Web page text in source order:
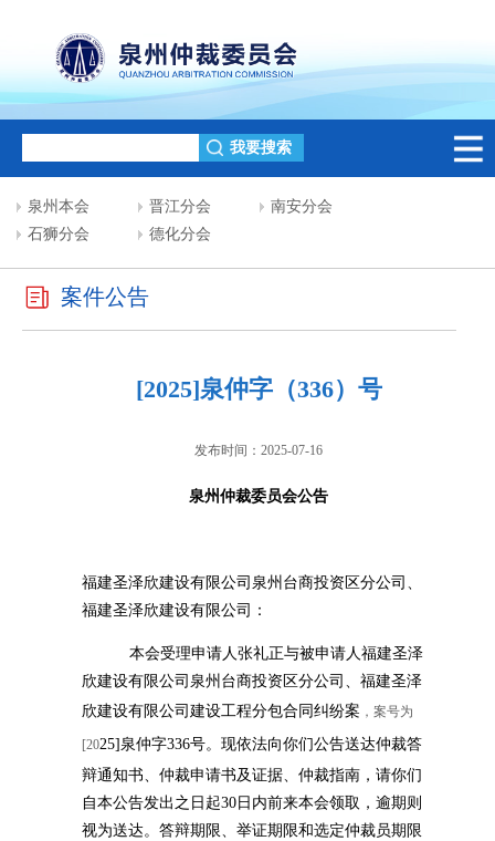
泉州本会 晋江分会
南安分会
石狮分会
德化分会
案件公告
[2025]泉仲字（336）号
发布时间：2025-07-16
泉州仲裁委员会公告
福建圣泽欣建设有限公司泉州台商投资区分公司、
福建圣泽欣建设有限公司：
本会受理申请人张礼正与被申请人福建圣泽
欣建设有限公司泉州台商投资区分公司、福建圣泽
欣建设有限公司建设工程分包合同纠纷案 ，案号为
[2025]泉仲字336号。现依法向你们公告送达仲裁答
辩通知书、仲裁申请书及证据、仲裁指南，请你们
自本公告发出之日起30日内前来本会领取，逾期则
视为送达。答辩期限、举证期限和选定仲裁员期限